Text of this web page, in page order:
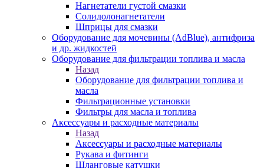
Нагнетатели густой смазки
Солидолонагнетатели
Шприцы для смазки
Оборудование для мочевины (AdBlue), антифриза
и др. жидкостей
Оборудование для фильтрации топлива и масла
Назад
Оборудование для фильтрации топлива и
масла
Фильтрационные установки
Фильтры для масла и топлива
Аксессуары и расходные материалы
Назад
Аксессуары и расходные материалы
Рукава и фитинги
Шланговые катушки